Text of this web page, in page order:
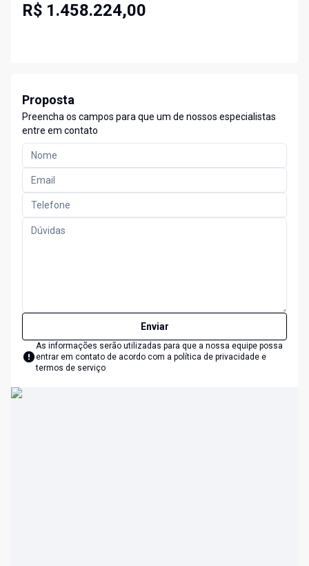
R$ 1.458.224,00
Proposta
Preencha os campos para que um de nossos especialistas
entre em contato
Enviar
As informações serão utilizadas para que a nossa equipe possa
entrar em contato de acordo com a política de privacidade e
termos de serviço